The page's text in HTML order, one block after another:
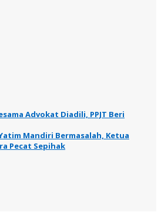
Advokat Diadili, PPJT Beri
Mandiri Bermasalah, Ketua
Pecat Sepihak